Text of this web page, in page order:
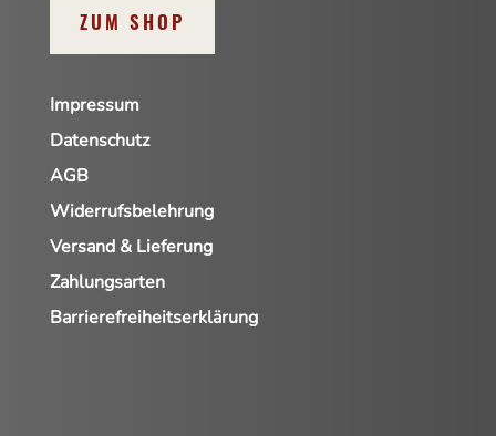
ZUM SHOP
Impressum
Datenschutz
AGB
Widerrufsbelehrung
Versand & Lieferung
Zahlungsarten
Barrierefreiheitserklärung